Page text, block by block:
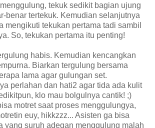
tekuk sedikit bagian ujung
benar tertekuk. Kemudian selanjutnya
mengikuti tekukan pertama tadi sambil
So, tekukan pertama itu penting!
habis. Kemudian kencangkan
Biarkan tergulung bersama
lama agar gulungan set.
perlahan dan hati2 agar tida ada kulit
klo mau bolgulnya cantik! ;)
motret saat proses menggulungya,
euy, hikkzzz... Asisten ga bisa
yang suruh adegan menggulung malah